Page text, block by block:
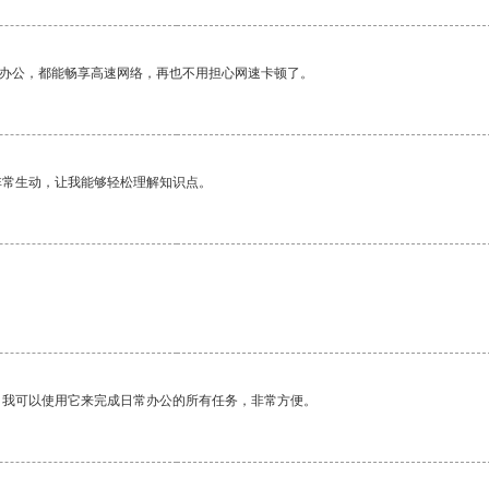
，都能畅享高速网络，再也不用担心网速卡顿了。
生动，让我能够轻松理解知识点。
可以使用它来完成日常办公的所有任务，非常方便。